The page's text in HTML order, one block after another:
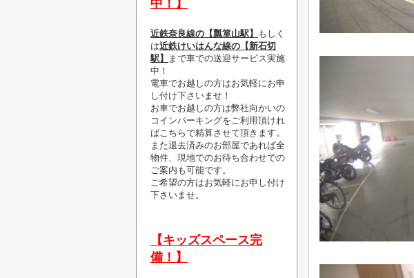
中！】
近鉄奈良線の【瓢箪山駅】
もしく
は近鉄けいはんな線の【新石切
駅】
まで車での送迎サービス実施
中！
電車でお越しの方はお気軽にお申
し付け下さいませ！
お車でお越しの方は弊社向かいの
コインパーキングをご利用頂けれ
ばこちらで精算させて頂きます。
また退去済みのお部屋であれば全
物件、現地でのお待ち合わせでの
ご案内も可能です。
ご希望の方はお気軽にお申し付け
下さいませ。
【キッズスペース完
備！】